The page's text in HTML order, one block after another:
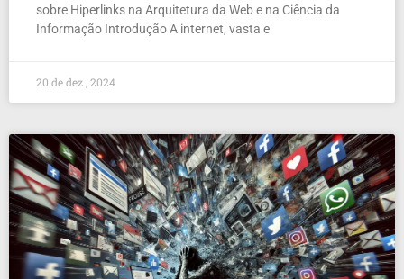
sobre Hiperlinks na Arquitetura da Web e na Ciência da
Informação Introdução A internet, vasta e
20 de dez , 2024